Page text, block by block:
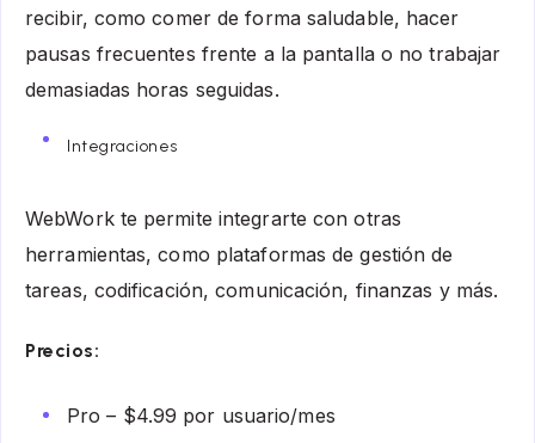
recibir, como comer de forma saludable, hacer
pausas frecuentes frente a la pantalla o no trabajar
demasiadas horas seguidas.
Integraciones
WebWork te permite integrarte con otras
herramientas, como plataformas de gestión de
tareas, codificación, comunicación, finanzas y más.
Precios:
Pro – $4.99 por usuario/mes